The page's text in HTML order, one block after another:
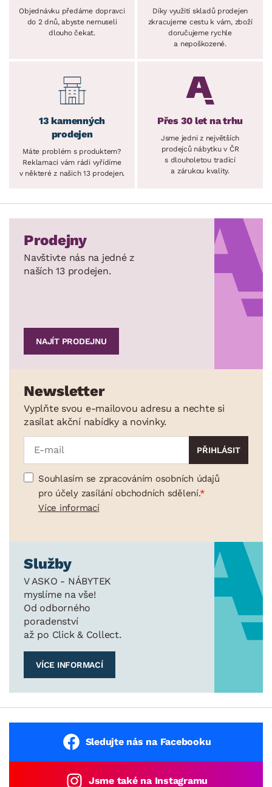
Objednávku předáme dopravci
do 2 dnů, abyste nemuseli
dlouho čekat.
Díky využití skladů prodejen
zkracujeme cestu k vám, zboží
doručujeme rychle
a nepoškozené.
13 kamenných
prodejen
Máte problém s produktem?
Reklamaci vám rádi vyřídíme
v některé z našich 13 prodejen.
Přes 30 let na trhu
Jsme jedni z největších
prodejců nábytku v ČR
s dlouholetou tradicí
a zárukou kvality.
Prodejny
Navštivte nás na jedné z
naších 13 prodejen.
NAJÍT PRODEJNU
Newsletter
Vyplňte svou e-mailovou adresu a nechte si
zasílat akční nabídky a novinky.
Souhlasím se zpracováním osobních údajů
pro účely zasílání obchodních sdělení.
Více informací
Služby
V ASKO - NÁBYTEK
myslíme na vše!
Od odborného
poradenství
až po Click & Collect.
VÍCE INFORMACÍ
Sledujte nás na Facebooku
Jsme také na Instagramu